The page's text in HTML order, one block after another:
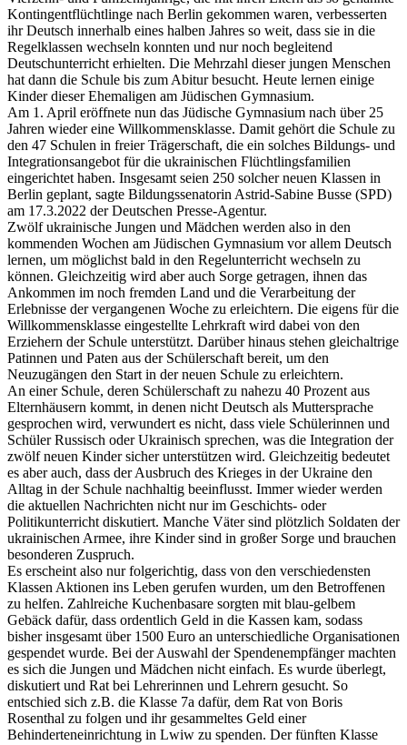
Kontingentflüchtlinge nach Berlin gekommen waren, verbesserten
ihr Deutsch innerhalb eines halben Jahres so weit, dass sie in die
Regelklassen wechseln konnten und nur noch begleitend
Deutschunterricht erhielten. Die Mehrzahl dieser jungen Menschen
hat dann die Schule bis zum Abitur besucht. Heute lernen einige
Kinder dieser Ehemaligen am Jüdischen Gymnasium.
Am 1. April eröffnete nun das Jüdische Gymnasium nach über 25
Jahren wieder eine Willkommensklasse. Damit gehört die Schule zu
den 47 Schulen in freier Trägerschaft, die ein solches Bildungs- und
Integrationsangebot für die ukrainischen Flüchtlingsfamilien
eingerichtet haben. Insgesamt seien 250 solcher neuen Klassen in
Berlin geplant, sagte Bildungssenatorin Astrid-Sabine Busse (SPD)
am 17.3.2022 der Deutschen Presse-Agentur.
Zwölf ukrainische Jungen und Mädchen werden also in den
kommenden Wochen am Jüdischen Gymnasium vor allem Deutsch
lernen, um möglichst bald in den Regelunterricht wechseln zu
können. Gleichzeitig wird aber auch Sorge getragen, ihnen das
Ankommen im noch fremden Land und die Verarbeitung der
Erlebnisse der vergangenen Woche zu erleichtern. Die eigens für die
Willkommensklasse eingestellte Lehrkraft wird dabei von den
Erziehern der Schule unterstützt. Darüber hinaus stehen gleichaltrige
Patinnen und Paten aus der Schülerschaft bereit, um den
Neuzugängen den Start in der neuen Schule zu erleichtern.
An einer Schule, deren Schülerschaft zu nahezu 40 Prozent aus
Elternhäusern kommt, in denen nicht Deutsch als Muttersprache
gesprochen wird, verwundert es nicht, dass viele Schülerinnen und
Schüler Russisch oder Ukrainisch sprechen, was die Integration der
zwölf neuen Kinder sicher unterstützen wird. Gleichzeitig bedeutet
es aber auch, dass der Ausbruch des Krieges in der Ukraine den
Alltag in der Schule nachhaltig beeinflusst. Immer wieder werden
die aktuellen Nachrichten nicht nur im Geschichts- oder
Politikunterricht diskutiert. Manche Väter sind plötzlich Soldaten der
ukrainischen Armee, ihre Kinder sind in großer Sorge und brauchen
besonderen Zuspruch.
Es erscheint also nur folgerichtig, dass von den verschiedensten
Klassen Aktionen ins Leben gerufen wurden, um den Betroffenen
zu helfen. Zahlreiche Kuchenbasare sorgten mit blau-gelbem
Gebäck dafür, dass ordentlich Geld in die Kassen kam, sodass
bisher insgesamt über 1500 Euro an unterschiedliche Organisationen
gespendet wurde. Bei der Auswahl der Spendenempfänger machten
es sich die Jungen und Mädchen nicht einfach. Es wurde überlegt,
diskutiert und Rat bei Lehrerinnen und Lehrern gesucht. So
entschied sich z.B. die Klasse 7a dafür, dem Rat von Boris
Rosenthal zu folgen und ihr gesammeltes Geld einer
Behinderteneinrichtung in Lwiw zu spenden. Der fünften Klasse